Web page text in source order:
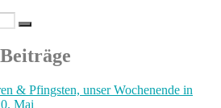
Suchen
& Pfingsten, unser Wochenende in
Mai